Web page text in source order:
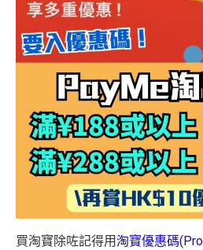
買淘寶除咗記得用淘寶優惠碼